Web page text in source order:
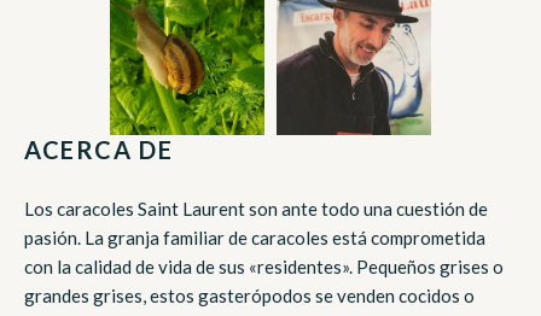
ACERCA DE
Los caracoles Saint Laurent son ante todo una cuestión de
pasión. La granja familiar de caracoles está comprometida
con la calidad de vida de sus «residentes». Pequeños grises o
grandes grises, estos gasterópodos se venden cocidos o